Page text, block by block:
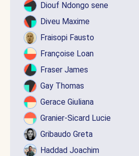
Diouf Ndongo sene
Diveu Maxime
Fraisopi Fausto
Françoise Loan
Fraser James
Gay Thomas
Gerace Giuliana
Granier-Sicard Lucie
Gribaudo Greta
Haddad Joachim